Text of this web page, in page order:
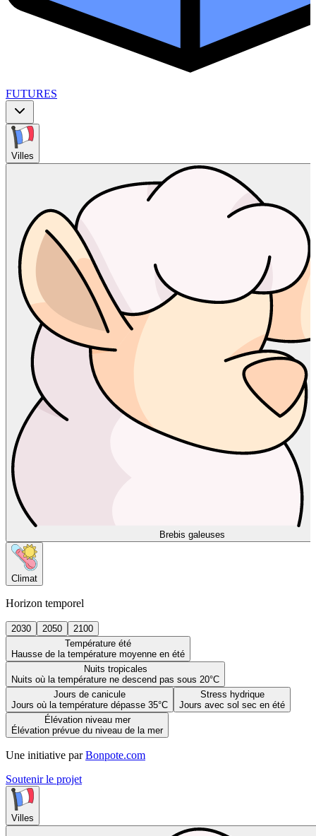
FUTURES
Villes
Brebis galeuses
Climat
Horizon temporel
2030 2050
2100
Température été
Hausse de la température moyenne en été
Nuits tropicales
Nuits où la température ne descend pas sous 20°C
Jours de canicule
Jours où la température dépasse 35°C
Stress hydrique
Jours avec sol sec en été
Élévation niveau mer
Élévation prévue du niveau de la mer
Une initiative par Bonpote.com
Soutenir le projet
Villes